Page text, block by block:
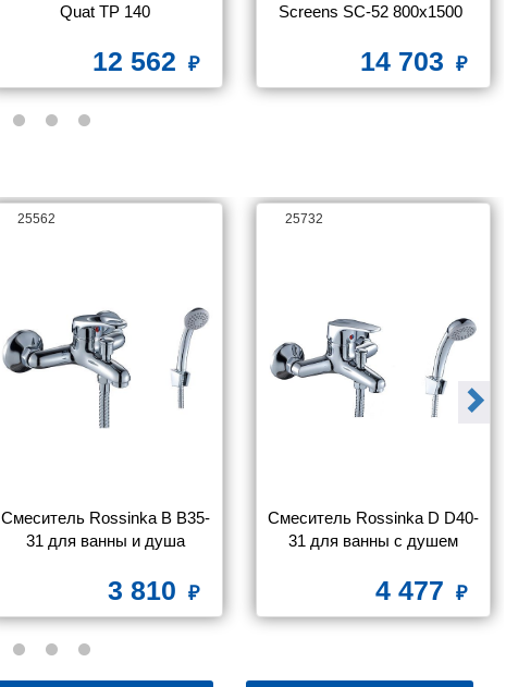
Quat TP 140
12 562
Screens SC-52 800x1500
14 703
25562
Смеситель Rossinka B B35-
31 для ванны и душа
3 810
25732
Смеситель Rossinka D D40-
31 для ванны с душем
4 477